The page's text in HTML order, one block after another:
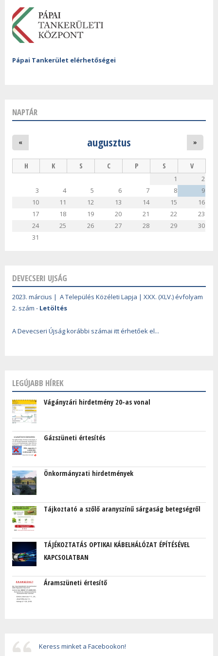
Pápai Tankerület elérhetőségei
NAPTÁR
augusztus
« »
H K S C P S V
1
2
3
4 5 6 7 8
9
10
11 12 13 14 15
16
17
18 19 20 21 22
23
24
25 26 27 28 29
30
31
DEVECSERI UJSÁG
2023. március | A Település Közéleti Lapja | XXX. (XLV.) évfolyam
2. szám - Letöltés
A Devecseri Újság korábbi számai itt érhetőek el...
LEGÚJABB HÍREK
Vágányzári hirdetmény 20-as vonal
Gázszüneti értesítés
Önkormányzati hirdetmények
Tájkoztató a szőlő aranyszínű sárgaság betegségről
TÁJÉKOZTATÁS OPTIKAI KÁBELHÁLÓZAT ÉPÍTÉSÉVEL
KAPCSOLATBAN
Áramszüneti értesítő
Keress minket a Facebookon!